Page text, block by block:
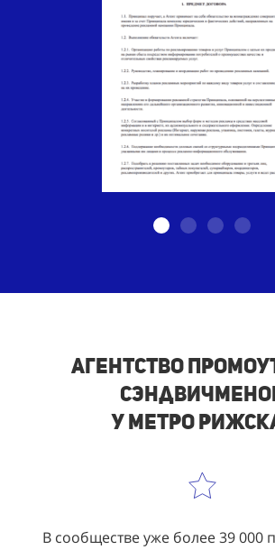
Агентство
у метро
В сообществе уже более 39 000